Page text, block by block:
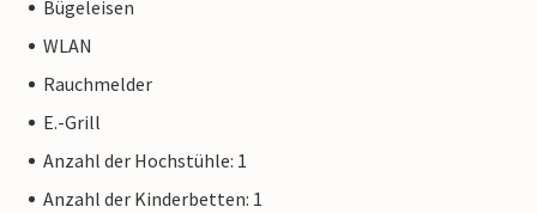
Bügeleisen
WLAN
Rauchmelder
E.-Grill
Anzahl der Hochstühle: 1
Anzahl der Kinderbetten: 1